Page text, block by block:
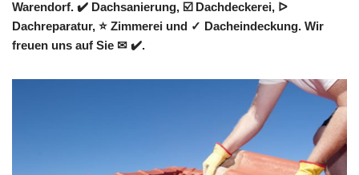
Warendorf. ✔️ Dachsanierung, ☑️ Dachdeckerei, ᐅ
Dachreparatur, ⭐ Zimmerei und ✓ Dacheindeckung. Wir
freuen uns auf Sie ✉ ✔️.